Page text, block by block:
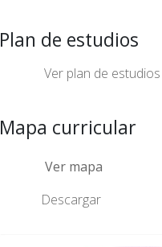
Plan de estudios
Ver plan de estudios
Mapa curricular
Ver mapa
Descargar